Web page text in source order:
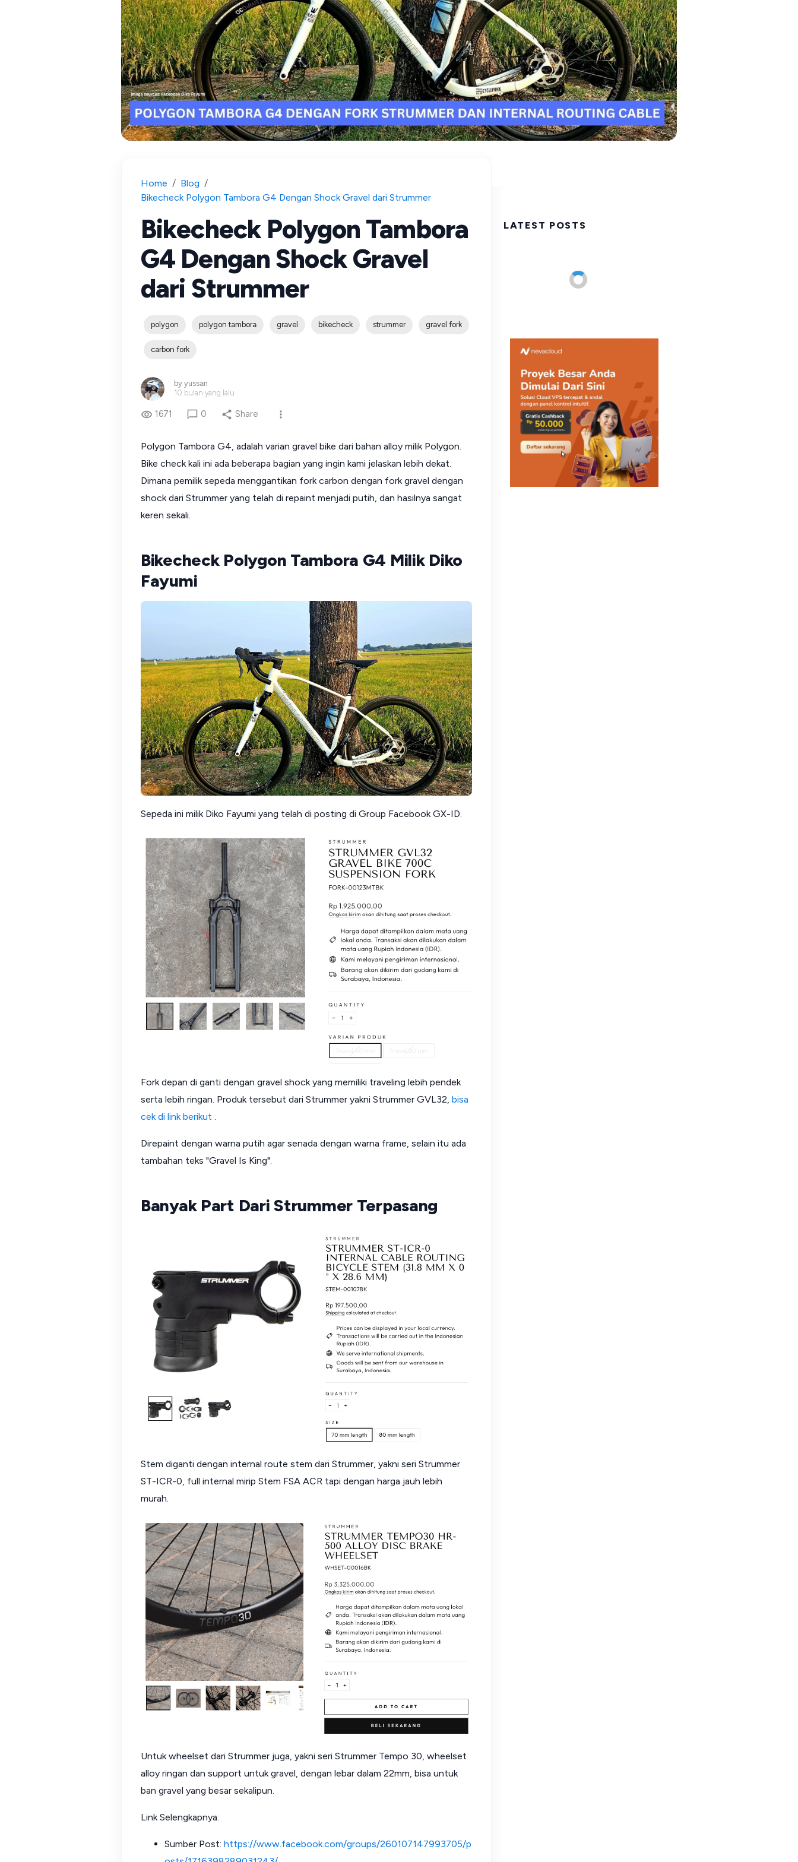
Home / Blog /
Bikecheck Polygon Tambora G4 Dengan Shock Gravel dari Strummer
Bikecheck Polygon Tambora
G4 Dengan Shock Gravel
dari Strummer
polygon polygon tambora gravel bikecheck strummer gravel fork
carbon fork
byyussan
10 bulan yang lalu
1671 0 Share
Polygon Tambora G4, adalah varian gravel bike dari bahan alloy milik Polygon.
Bike check kali ini ada beberapa bagian yang ingin kami jelaskan lebih dekat.
Dimana pemilik sepeda menggantikan fork carbon dengan fork gravel dengan
shock dari Strummer yang telah di repaint menjadi putih, dan hasilnya sangat
keren sekali.
Bikecheck Polygon Tambora G4 Milik Diko
Fayumi
Sepeda ini milik Diko Fayumi yang telah di posting di Group Facebook GX-ID.
Fork depan di ganti dengan gravel shock yang memiliki traveling lebih pendek
serta lebih ringan. Produk tersebut dari Strummer yakni Strummer GVL32,bisa
cek di link berikut
Direpaint dengan warna putih agar senada dengan warna frame, selain itu ada
tambahan teks "Gravel Is King".
Banyak Part Dari Strummer Terpasang
Stem diganti dengan internal route stem dari Strummer, yakni seri Strummer
ST-ICR-0, full internal mirip Stem FSA ACR tapi dengan harga jauh lebih
murah.
Untuk wheelset dari Strummer juga, yakni seri Strummer Tempo 30, wheelset
alloy ringan dan support untuk gravel, dengan lebar dalam 22mm, bisa untuk
ban gravel yang besar sekalipun.
Link Selengkapnya:
Sumber Post:https://www.facebook.com/groups/260107147993705/p
LATEST POSTS